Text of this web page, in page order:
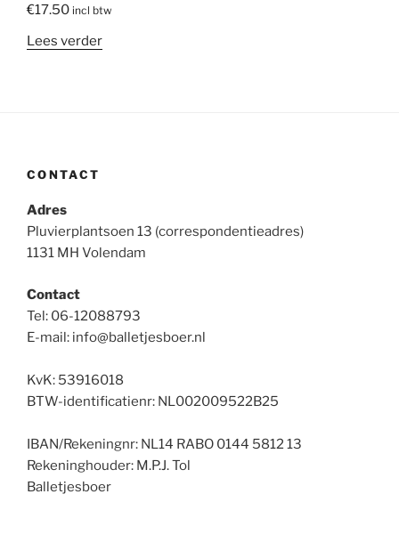
€17.50 incl btw
Lees verder
CONTACT
Adres
Pluvierplantsoen 13 (correspondentieadres)
1131 MH Volendam
Contact
Tel: 06-12088793
E-mail: info@balletjesboer.nl
KvK: 53916018
BTW-identificatienr: NL002009522B25
IBAN/Rekeningnr: NL14 RABO 0144 5812 13
Rekeninghouder: M.P.J. Tol
Balletjesboer